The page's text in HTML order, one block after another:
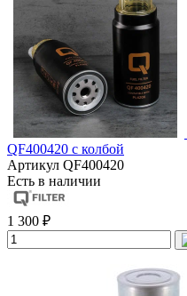
QF400420 с колбой
Артикул QF400420
Есть в наличии
1 300 ₽